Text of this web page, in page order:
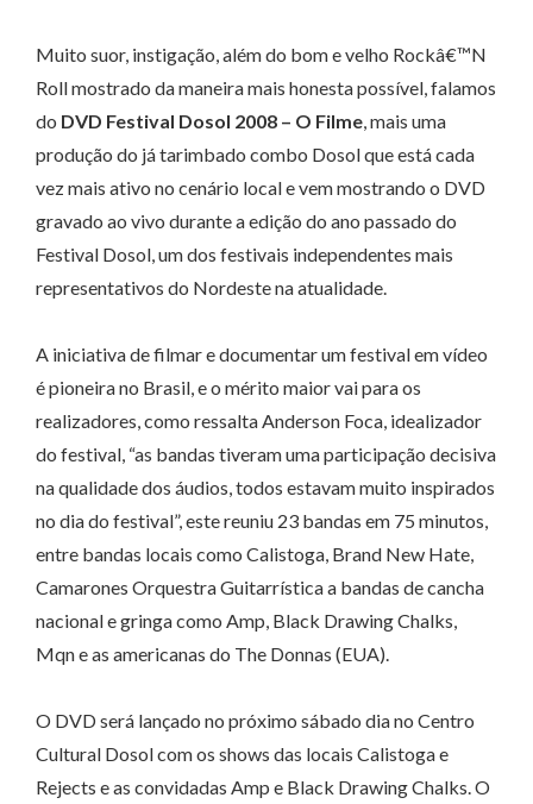
Muito suor, instigação, além do bom e velho Rockâ€™N
Roll mostrado da maneira mais honesta possível, falamos
do DVD Festival Dosol 2008 – O Filme, mais uma
produção do já tarimbado combo Dosol que está cada
vez mais ativo no cenário local e vem mostrando o DVD
gravado ao vivo durante a edição do ano passado do
Festival Dosol, um dos festivais independentes mais
representativos do Nordeste na atualidade.
A iniciativa de filmar e documentar um festival em vídeo
é pioneira no Brasil, e o mérito maior vai para os
realizadores, como ressalta Anderson Foca, idealizador
do festival, “as bandas tiveram uma participação decisiva
na qualidade dos áudios, todos estavam muito inspirados
no dia do festival”, este reuniu 23 bandas em 75 minutos,
entre bandas locais como Calistoga, Brand New Hate,
Camarones Orquestra Guitarrística a bandas de cancha
nacional e gringa como Amp, Black Drawing Chalks,
Mqn e as americanas do The Donnas (EUA).
O DVD será lançado no próximo sábado dia no Centro
Cultural Dosol com os shows das locais Calistoga e
Rejects e as convidadas Amp e Black Drawing Chalks. O